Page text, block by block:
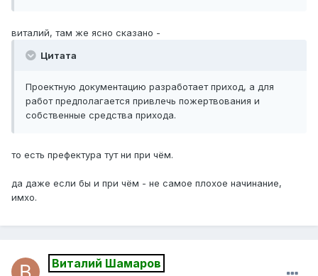
виталий, там же ясно сказано -
Цитата
Проектную документацию разработает приход, а для
работ предполагается привлечь пожертвования и
собственные средства прихода.
то есть префектура тут ни при чём.
да даже если бы и при чём - не самое плохое начинание,
имхо.
Виталий Шамаров